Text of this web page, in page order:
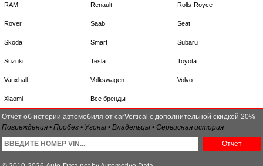
RAM Renault Rolls-Royce
Rover Saab Seat
Skoda Smart Subaru
Suzuki Tesla Toyota
Vauxhall Volkswagen Volvo
Xiaomi Все бренды
Отчёт об истории автомобиля от carVertical с дополнительной скидкой 20%
Повреждения • Пробег • Угоны • Владельцы • Сервисная история
Отчёт